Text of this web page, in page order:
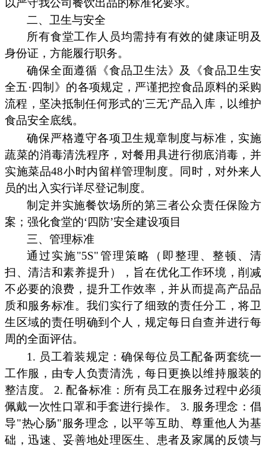
以严守我公司餐饮出品的标准化要求。
二、卫生与安全
所有食堂工作人员均需持有有效的健康证明及
身份证，方能履行职务。
确保全面遵循《食品卫生法》及《食品卫生安
全五·四制》的各项规定，严谨把控食品原料的采购
流程，坚决抵制任何形式的'三无'产品入库，以维护
食品安全底线。
确保严格遵守各项卫生规章制度与标准，实施
蔬菜的消毒清洗程序，对餐用具进行彻底消毒，并
实施菜品48小时内留样管理制度。同时，对外来人
员的出入实行详尽登记制度。
制定并实施餐饮场所的第三者公众责任保险方
案；强化食堂的‘四防’安全建设项目
三、管理标准
通过实施"5S"管理策略（即整理、整顿、清
扫、清洁和素养提升），旨在优化工作环境，削减
不必要的浪费，提升工作效率，并从而提高产品品
质和服务标准。我们实行了细致的责任分工，将卫
生区域的责任明确到个人，规定每日自查并进行每
周的全面评估。
1. 员工着装规定：确保每位员工配备两套统一
工作服，由专人负责清洗，每日更换以维持服装的
整洁度。 2. 配备标准：所有员工在服务过程中必须
佩戴一次性口罩和手套进行操作。 3. 服务理念：倡
导"热心肠"服务理念，以平等互助、尊重他人为基
础，迅速、妥善地处理医生、患者及家属的反馈与